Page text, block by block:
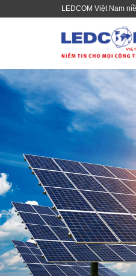
LEDCOM Việt Nam